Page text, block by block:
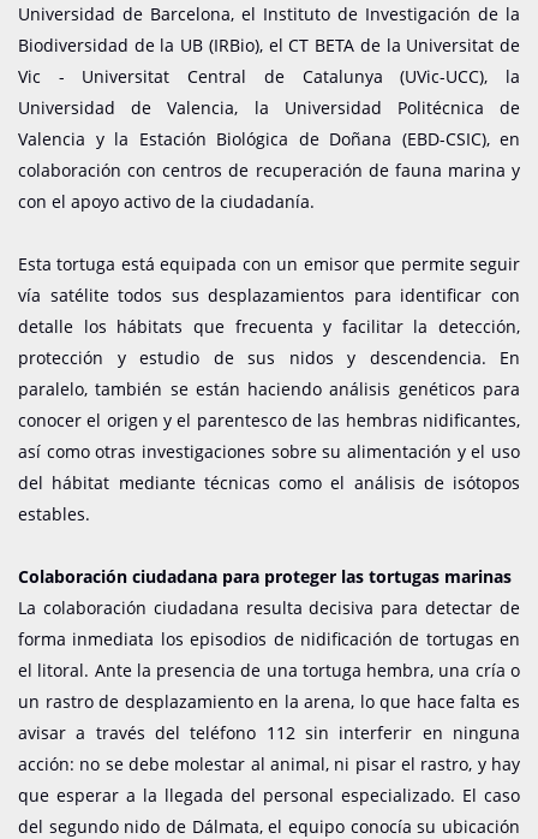
Universidad de Barcelona, el Instituto de Investigación de la
Biodiversidad de la UB (IRBio), el CT BETA de la Universitat de
Vic - Universitat Central de Catalunya (UVic-UCC), la
Universidad de Valencia, la Universidad Politécnica de
Valencia y la Estación Biológica de Doñana (EBD-CSIC), en
colaboración con centros de recuperación de fauna marina y
con el apoyo activo de la ciudadanía.
Esta tortuga está equipada con un emisor que permite seguir
vía satélite todos sus desplazamientos para identificar con
detalle los hábitats que frecuenta y facilitar la detección,
protección y estudio de sus nidos y descendencia. En
paralelo, también se están haciendo análisis genéticos para
conocer el origen y el parentesco de las hembras nidificantes,
así como otras investigaciones sobre su alimentación y el uso
del hábitat mediante técnicas como el análisis de isótopos
estables.
Colaboración ciudadana para proteger las tortugas marinas
La colaboración ciudadana resulta decisiva para detectar de
forma inmediata los episodios de nidificación de tortugas en
el litoral. Ante la presencia de una tortuga hembra, una cría o
un rastro de desplazamiento en la arena, lo que hace falta es
avisar a través del teléfono 112 sin interferir en ninguna
acción: no se debe molestar al animal, ni pisar el rastro, y hay
que esperar a la llegada del personal especializado. El caso
del segundo nido de Dálmata, el equipo conocía su ubicación